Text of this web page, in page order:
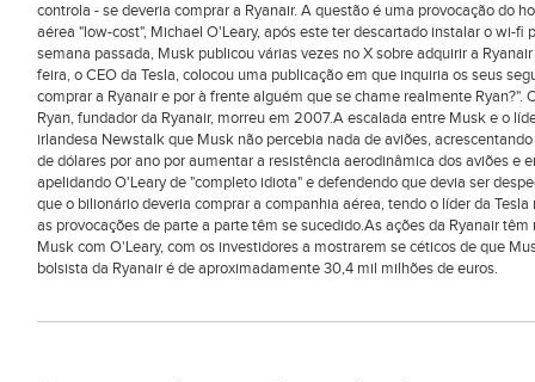
controla - se deveria comprar a Ryanair. A questão é uma provocação do
aérea "low-cost", Michael O'Leary, após este ter descartado instalar o wi-fi
semana passada, Musk publicou várias vezes no X sobre adquirir a
feira, o CEO da Tesla, colocou uma publicação em que inquiria os seus
comprar a Ryanair e por à frente alguém que se chame realmente
Ryan, fundador da Ryanair, morreu em 2007.A escalada entre Musk e o
irlandesa Newstalk que Musk não percebia nada de aviões,
de dólares por ano por aumentar a resistência aerodinâmica dos aviões e
apelidando O'Leary de "completo idiota" e defendendo que devia ser
que o bilionário deveria comprar a companhia aérea, tendo o líder da
as provocações de parte a parte têm se sucedido.As ações da Ryanair
Musk com O'Leary, com os investidores a mostrarem se céticos de que
bolsista da Ryanair é de aproximadamente 30,4 mil milhões de euros.